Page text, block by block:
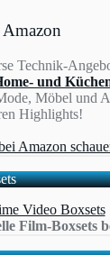
Technik-
und
Möbel und
Highlights!
Film-Boxsets